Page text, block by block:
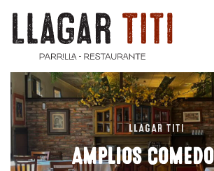
LLAGAR TITI
AMPLIOS